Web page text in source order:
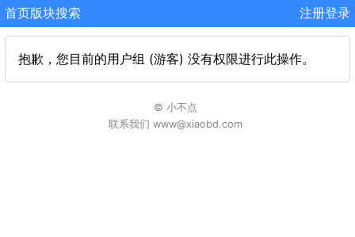
首页版块搜索 注册登录
抱歉，您目前的用户组 (游客) 没有权限进行此操作。
© 小不点
联系我们 www@xiaobd.com